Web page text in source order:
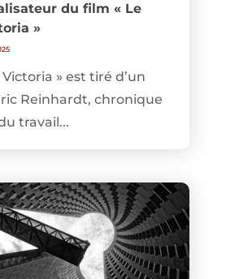
du film « Le
»
» est tiré d’un
Reinhardt, chronique
travail...